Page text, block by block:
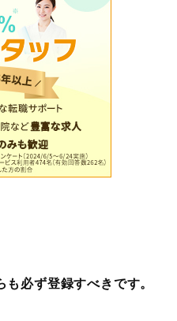
必ず登録すべきです。